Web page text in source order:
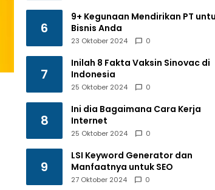
6
9+ Kegunaan Mendirikan PT
Bisnis Anda
23 Oktober 2024 0
7
Inilah 8 Fakta Vaksin Sinovac di
Indonesia
25 Oktober 2024 0
8
Ini dia Bagaimana Cara Kerja
Internet
25 Oktober 2024 0
9
LSI Keyword Generator dan
Manfaatnya untuk SEO
27 Oktober 2024 0